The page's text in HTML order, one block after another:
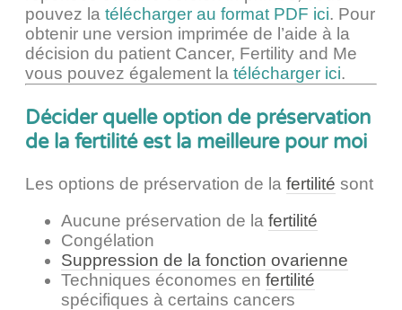
pouvez la télécharger au format PDF ici. Pour
obtenir une version imprimée de l’aide à la
décision du patient Cancer, Fertility and Me
vous pouvez également la télécharger ici.
Décider quelle option de préservation
de la fertilité est la meilleure pour moi
Les options de préservation de la fertilité sont
Aucune préservation de la fertilité
Congélation
Suppression de la fonction ovarienne
Techniques économes en fertilité
spécifiques à certains cancers